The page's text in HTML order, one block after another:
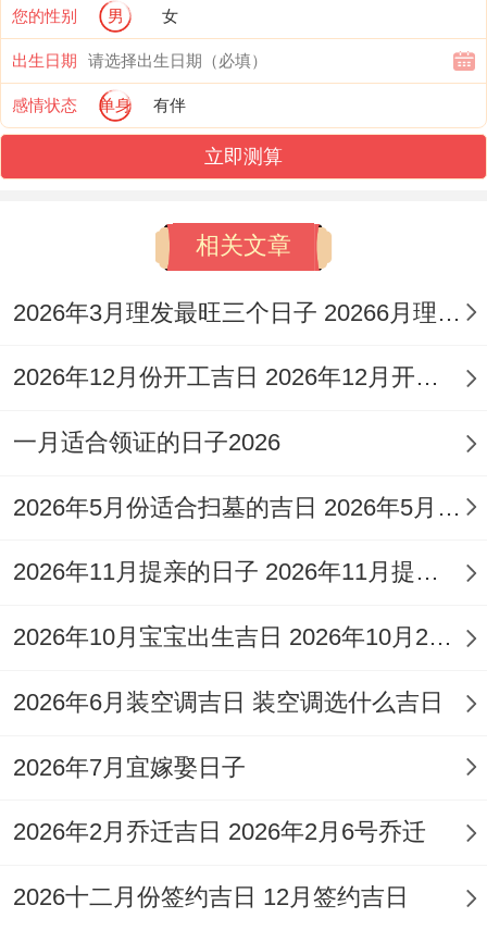
需留意当日冲兔煞南，属兔的宝宝不宜选择
此日...辰时（7：00-9:00）或戌时（19：00-
21：00）为理想时辰，帮助阴阳平衡！
4.农历十一月十三、阳历12月11日（星期
:此日是闭日，宜静心思考！于此日为宝
宝庆祝，寓意其未来能静心学习,智慧过人。
注意当日冲狗煞南,属狗的宝宝需避开...建议
选择辰时（7：00-9：00）或戌时（19:00-
5.农历十一月廿八；阳历12月21日（星期
一;冬至）:冬至乃阴极阳生之转折点，自身
宝宝阳气渐生，生命力旺盛，需注意当日冲
鸡煞西，属鸡的宝宝需谨慎，午时（11：
盛，最为适宜。
6.农历十二月初二。阳历12月25日（星期
寓意宝宝将来视野开阔，融汇中西！
当日虽为吉日，但仍需注意冲猪煞东，家中
您的性别 男 女
出生日期
感情状态 单身 有伴
立即测算
相关文章
2026年3月理发最旺三个日子 20266月理发吉日
2026年12月份开工吉日 2026年12月开工吉日查询
一月适合领证的日子2026
2026年5月份适合扫墓的吉日 2026年5月哪天适合祭祀
2026年11月提亲的日子 2026年11月提亲好日子
2026年10月宝宝出生吉日 2026年10月26号出生的小孩子
2026年6月装空调吉日 装空调选什么吉日
2026年7月宜嫁娶日子
2026年2月乔迁吉日 2026年2月6号乔迁
2026十二月份签约吉日 12月签约吉日